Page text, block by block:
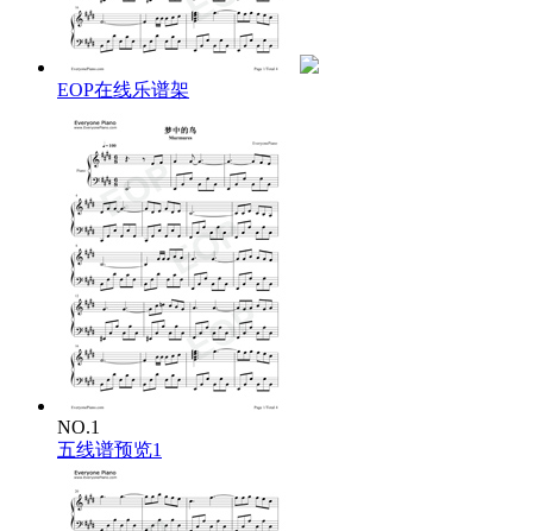
流动的旋律在夜风中飘零
记忆中的你袅袅升起
你是来自心灵深处的叹息
还是飞向月亮的注视
走向你是为了忘记你
离开你就为了拥抱你
梦中的鸟来自天堂的圣殿
在记忆的雪地上轻舞飞扬
惊醒冬眠的人生，一闪而逝
雪花茫然跌落，如我的青春
不敢束缚战战栗栗的天堂
害怕梦中的鸟一去不回
用日子叠起，被禁锢的空间
眼神，学会了坚决的飞翔和堕落。
EOP在线乐谱架
NO.1
五线谱预览1